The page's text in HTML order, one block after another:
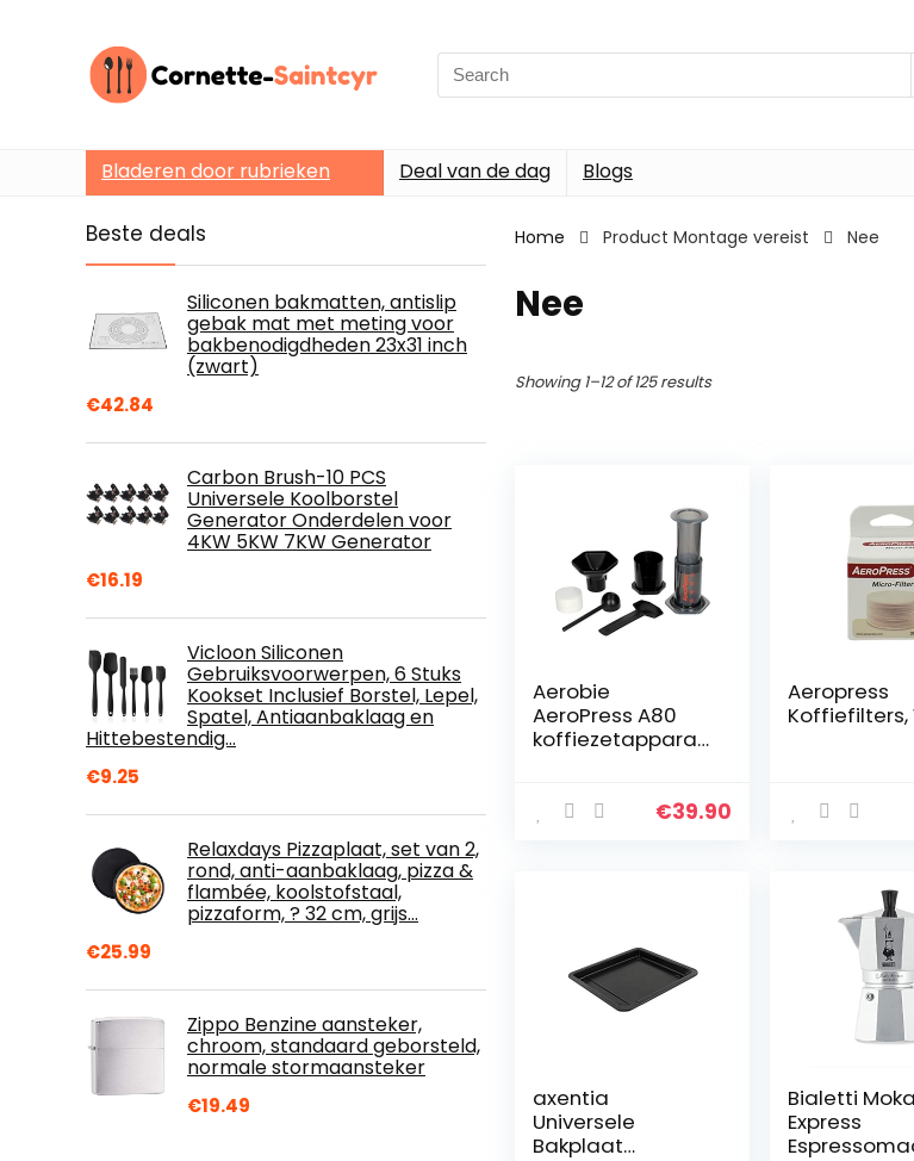
Search
for:
Bladeren door rubrieken Deal van de dag Blogs
Beste deals
Siliconen bakmatten, antislip
gebak mat met meting voor
bakbenodigdheden 23x31 inch
(zwart)
€42.84
Carbon Brush-10 PCS
Universele Koolborstel
Generator Onderdelen voor
4KW 5KW 7KW Generator
€16.19
Vicloon Siliconen
Gebruiksvoorwerpen, 6 Stuks
Kookset Inclusief Borstel, Lepel,
Spatel, Antiaanbaklaag en
Hittebestendig…
€9.25
Relaxdays Pizzaplaat, set van 2,
rond, anti-aanbaklaag, pizza &
flambée, koolstofstaal,
pizzaform, ? 32 cm, grijs…
€25.99
Zippo Benzine aansteker,
chroom, standaard geborsteld,
normale stormaansteker
€19.49
Home Product Montage vereist Nee
Nee
Showing 1–12 of 125 results
Aerobie
AeroPress A80
koffiezetapparaa
€39.90
Aeropress
Koffiefilters,
axentia
Universele
Bakplaat
Bialetti Moka
Express